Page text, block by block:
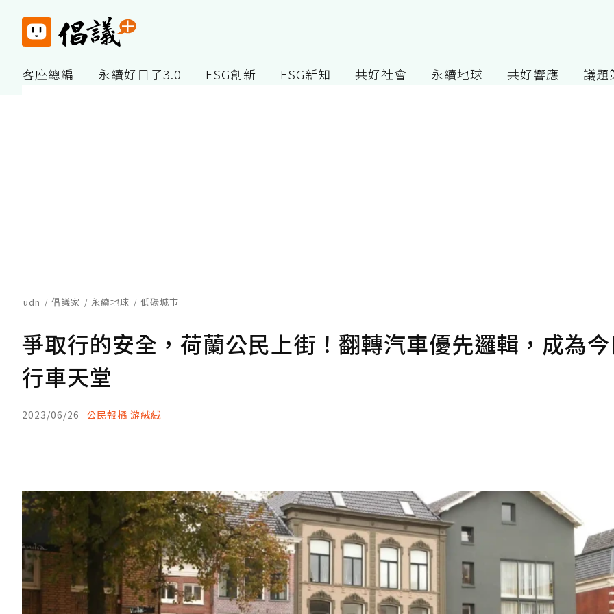
客座總編 永續好日子3.0 ESG創新 ESG新知 共好社會 永續地球 共好響應 議題
udn 倡議家 永續地球 低碳城市
爭取行的安全，荷蘭公民上街！翻轉汽車優先邏輯，成為
行車天堂
2023/06/26 公民報橘 游絨絨